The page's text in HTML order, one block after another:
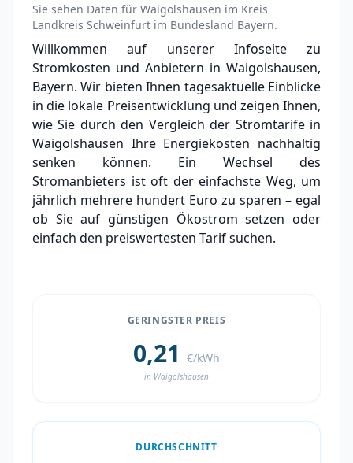
Strompreisvergleich Waigolshausen 2025
Grundversorger Waigolshausen
Experten-Analyse: Strommarkt in
Waigolshausen
Aktueller Strompreis in Waigolshausen
Stromanbieter in der Nähe von
Waigolshausen
Ortsteile in Waigolshausen
Sie sehen Daten für Waigolshausen im Kreis
Landkreis Schweinfurt im Bundesland Bayern.
Willkommen auf unserer Infoseite zu
Stromkosten und Anbietern in Waigolshausen,
Bayern. Wir bieten Ihnen tagesaktuelle Einblicke
in die lokale Preisentwicklung und zeigen Ihnen,
wie Sie durch den Vergleich der Stromtarife in
Waigolshausen Ihre Energiekosten nachhaltig
senken können. Ein Wechsel des
Stromanbieters ist oft der einfachste Weg, um
jährlich mehrere hundert Euro zu sparen – egal
ob Sie auf günstigen Ökostrom setzen oder
einfach den preiswertesten Tarif suchen.
GERINGSTER PREIS
0,21 €/kWh
in Waigolshausen
DURCHSCHNITT